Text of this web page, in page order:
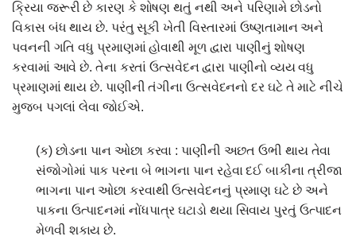
ક્રિયા જરૂરી છે કારણ કે શોષણ થતું નથી અને પરિણામે છોડનો
વિકાસ બંધ થાય છે. પરંતુ સૂકી ખેતી વિસ્તારમાં ઉષ્ણતામાન અને
પવનની ગતિ વધુ પ્રમાણમાં હોવાથી મૂળ દ્વારા પાણીનું શોષણ
કરવામાં આવે છે. તેના કરતાં ઉત્સવેદન દ્વારા પાણીનો વ્યય વધુ
પ્રમાણમાં થાય છે. પાણીની તંગીના ઉત્સવેદનનો દર ઘટે તે માટે નીચે
મુજબ પગલાં લેવા જોઈએ.
(ક) છોડના પાન ઓછા કરવા : પાણીની અછત ઉભી થાય તેવા
સંજોગોમાં પાક પરના બે ભાગના પાન રહેવા દઈ બાકીના ત્રીજા
ભાગના પાન ઓછા કરવાથી ઉત્સવેદનનું પ્રમાણ ઘટે છે અને
પાકના ઉત્પાદનમાં નોંધપાત્ર ઘટાડો થયા સિવાય પુરતું ઉત્પાદન
મેળવી શકાય છે.